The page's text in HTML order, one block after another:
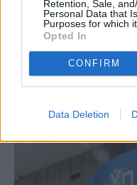
Retention, Sale,
Personal Data that
Purposes for which
Opted In
CONFIRM
Data Deletion
Το σύνολο των
737.625 άτομα